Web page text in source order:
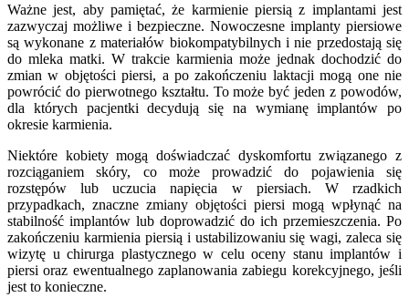
Ważne jest, aby pamiętać, że karmienie piersią z implantami jest
zazwyczaj możliwe i bezpieczne. Nowoczesne implanty piersiowe
są wykonane z materiałów biokompatybilnych i nie przedostają się
do mleka matki. W trakcie karmienia może jednak dochodzić do
zmian w objętości piersi, a po zakończeniu laktacji mogą one nie
powrócić do pierwotnego kształtu. To może być jeden z powodów,
dla których pacjentki decydują się na wymianę implantów po
okresie karmienia.
Niektóre kobiety mogą doświadczać dyskomfortu związanego z
rozciąganiem skóry, co może prowadzić do pojawienia się
rozstępów lub uczucia napięcia w piersiach. W rzadkich
przypadkach, znaczne zmiany objętości piersi mogą wpłynąć na
stabilność implantów lub doprowadzić do ich przemieszczenia. Po
zakończeniu karmienia piersią i ustabilizowaniu się wagi, zaleca się
wizytę u chirurga plastycznego w celu oceny stanu implantów i
piersi oraz ewentualnego zaplanowania zabiegu korekcyjnego, jeśli
jest to konieczne.